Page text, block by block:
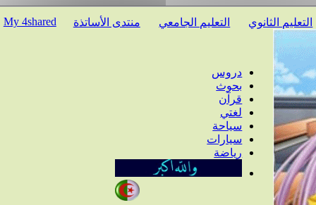
الثانوي التعليم الجامعي منتدى الأساتذة My 4shared
دروس
بحوث
قرآن
لغتي
سياحة
سيارات
رياضة